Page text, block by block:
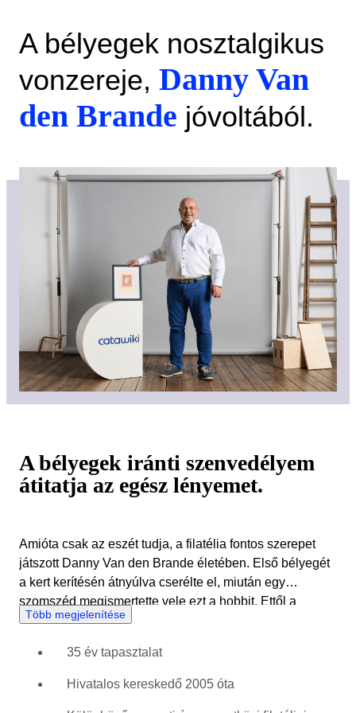
A bélyegek nosztalgikus
vonzereje, Danny Van
den Brande jóvoltából.
A bélyegek iránti szenvedélyem
átitatja az egész lényemet.
Amióta csak az eszét tudja, a filatélia fontos szerepet
játszott Danny Van den Brande életében. Első bélyegét
a kert kerítésén átnyúlva cserélte el, miután egy
szomszéd megismertette vele ezt a hobbit. Ettől a
pillanattól kezdve órákat töltött a katalógusokban
évek elején elkezdett kereskedni velük. Életútja során
Danny a postai bélyegek gyűjtésének és az azokkal
Több megjelenítése
35 év tapasztalat
Hivatalos kereskedő 2005 óta